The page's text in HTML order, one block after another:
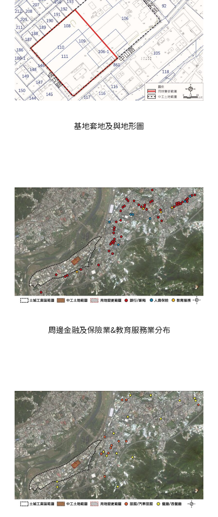
基地套地及與地形圖
周邊金融及保險業&教育服務業分布